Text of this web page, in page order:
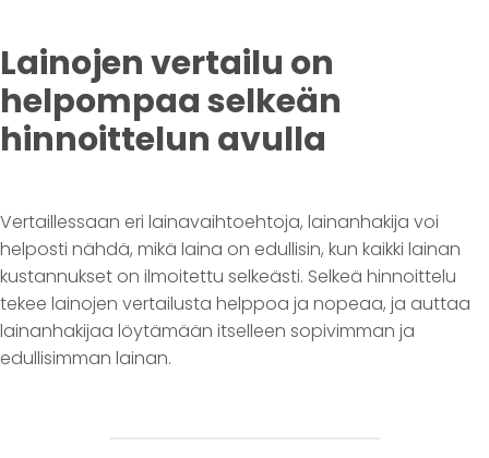
Lainojen vertailu on
helpompaa selkeän
hinnoittelun avulla
Vertaillessaan eri lainavaihtoehtoja, lainanhakija voi
helposti nähdä, mikä laina on edullisin, kun kaikki lainan
kustannukset on ilmoitettu selkeästi. Selkeä hinnoittelu
tekee lainojen vertailusta helppoa ja nopeaa, ja auttaa
lainanhakijaa löytämään itselleen sopivimman ja
edullisimman lainan.